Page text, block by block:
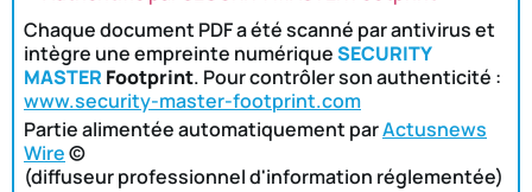
Chaque document PDF a été scanné par antivirus et
intègre une empreinte numériqueSECURITY
MASTER Footprint. Pour contrôler son authenticité :
www.security-master-footprint.com
Partie alimentée automatiquement parActusnews
Wire©
(diffuseur professionnel d'information réglementée)